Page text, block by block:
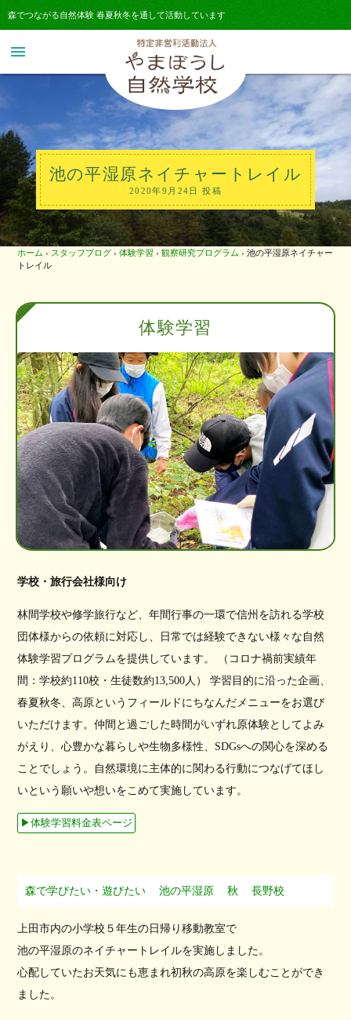
森でつながる自然体験 春夏秋冬を通して活動しています
menu
池の平湿原ネイチャートレイル
2020年9月24日 投稿
ホーム › スタッフブログ › 体験学習 › 観察研究プログラム › 池の平湿原ネイチャー
トレイル
体験学習
学校・旅行会社様向け
林間学校や修学旅行など、年間行事の一環で信州を訪れる学校
団体様からの依頼に対応し、日常では経験できない様々な自然
体験学習プログラムを提供しています。 （コロナ禍前実績年
間：学校約110校・生徒数約13,500人） 学習目的に沿った企画、
春夏秋冬、高原というフィールドにちなんだメニューをお選び
いただけます。仲間と過ごした時間がいずれ原体験としてよみ
がえり、心豊かな暮らしや生物多様性、SDGsへの関心を深める
ことでしょう。自然環境に主体的に関わる行動につなげてほし
いという願いや想いをこめて実施しています。
▶︎体験学習料金表ページ
森で学びたい・遊びたい 池の平湿原 秋 長野校
上田市内の小学校５年生の日帰り移動教室で
池の平湿原のネイチャートレイルを実施しました。
心配していたお天気にも恵まれ初秋の高原を楽しむことができ
ました。